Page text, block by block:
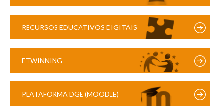
RECURSOS EDUCATIVOS DIGITAIS
ETWINNING
PLATAFORMA DGE (MOODLE)